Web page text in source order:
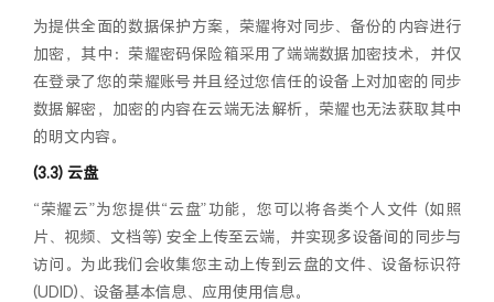
为提供全面的数据保护方案，荣耀将对同步、备份的内容进行
加密，其中：荣耀密码保险箱采用了端端数据加密技术，并仅
在登录了您的荣耀账号并且经过您信任的设备上对加密的同步
数据解密，加密的内容在云端无法解析，荣耀也无法获取其中
的明文内容。
(3.3) 云盘
“荣耀云”为您提供“云盘”功能，您可以将各类个人文件 (如照
片、视频、文档等) 安全上传至云端，并实现多设备间的同步与
访问。为此我们会收集您主动上传到云盘的文件、设备标识符
(UDID)、设备基本信息、应用使用信息。